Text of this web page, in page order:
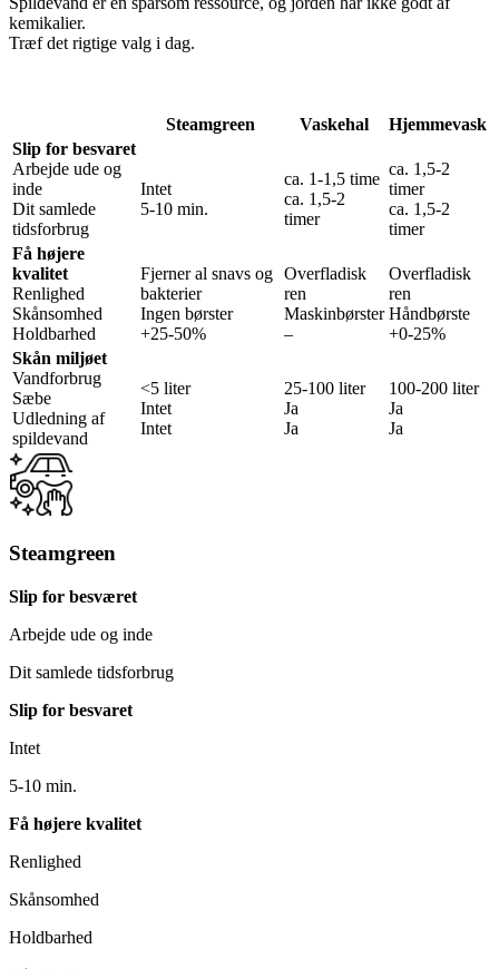
kemikalier.
Træf det rigtige valg i dag.
Steamgreen Vaskehal
Hjemmevask
Slip for besvaret
Arbejde ude og
inde
Dit samlede
tidsforbrug
Intet
5-10 min.
ca. 1-1,5 time
ca. 1,5-2
timer
ca. 1,5-2
timer
ca. 1,5-2
timer
Få højere
kvalitet
Renlighed
Skånsomhed
Holdbarhed
Fjerner al snavs og
bakterier
Ingen børster
+25-50%
Overfladisk
ren
Maskinbørster
–
Overfladisk
ren
Håndbørste
+0-25%
Skån miljøet
Vandforbrug
Sæbe
Udledning af
spildevand
<5 liter
Intet
Intet
25-100 liter
Ja
Ja
100-200 liter
Ja
Ja
Steamgreen
Slip for besværet
Arbejde ude og inde
Dit samlede tidsforbrug
Slip for besvaret
Intet
5-10 min.
Få højere kvalitet
Renlighed
Skånsomhed
Holdbarhed